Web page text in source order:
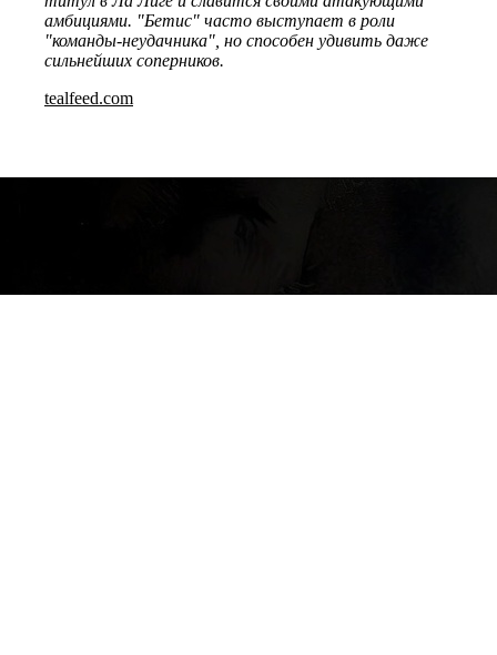
амбициями. "Бетис" часто выступает в роли
"команды-неудачника", но способен удивить даже
сильнейших соперников.
tealfeed.com